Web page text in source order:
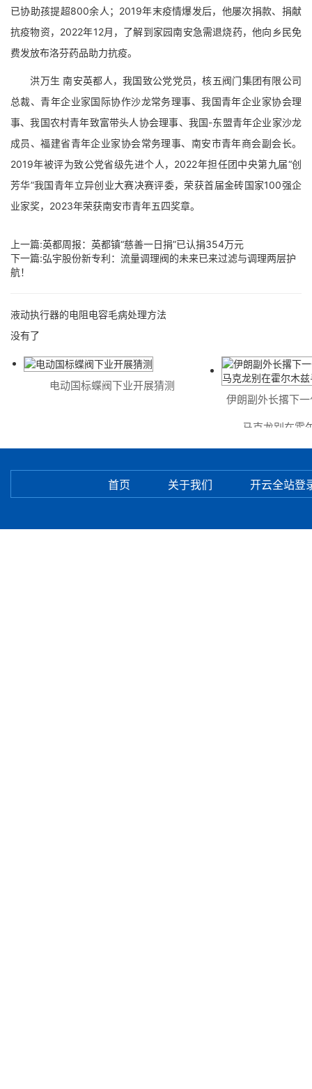
已协助孩提超800余人；2019年末疫情爆发后，他屡次捐款、捐献
抗疫物资，2022年12月，了解到家园南安急需退烧药，他向乡民免
费发放布洛芬药品助力抗疫。
洪万生 南安英都人，我国致公党党员，核五阀门集团有限公司
总裁、青年企业家国际协作沙龙常务理事、我国青年企业家协会理
事、我国农村青年致富带头人协会理事、我国-东盟青年企业家沙龙
成员、福建省青年企业家协会常务理事、南安市青年商会副会长。
2019年被评为致公党省级先进个人，2022年担任团中央第九届“创
芳华”我国青年立异创业大赛决赛评委，荣获首届金砖国家100强企
业家奖，2023年荣获南安市青年五四奖章。
上一篇:英都周报：英都镇“慈善一日捐”已认捐354万元
下一篇:弘宇股份新专利：流量调理阀的未来已来过滤与调理两层护
航！
液动执行器的电阻电容毛病处理方法
没有了
电动国标蝶阀下业开展猜测
伊朗副外长撂下一
马克龙别在霍尔
首页 关于我们 开云全站登